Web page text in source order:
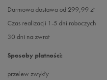
Darmowa dostawa od 299,99 zł
Czas realizacji 1-5 dni roboczych
30 dni na zwrot
Sposoby płatności:
przelew zwykły